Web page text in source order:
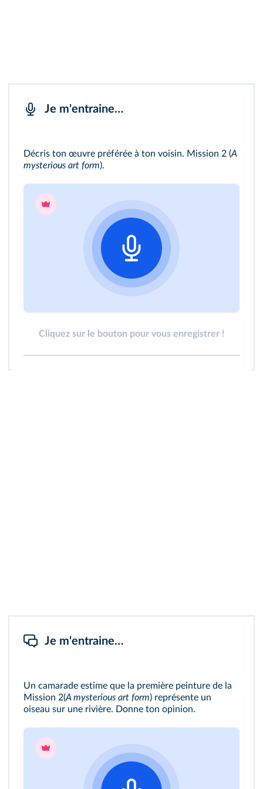
Je m'entraine…
Décris ton œuvre préférée à ton voisin. Mission 2 (A
mysterious art form).
Cliquez sur le bouton pour vous enregistrer !
Je m'entraine…
Un camarade estime que la première peinture de la
Mission 2(A mysterious art form) représente un
oiseau sur une rivière. Donne ton opinion.